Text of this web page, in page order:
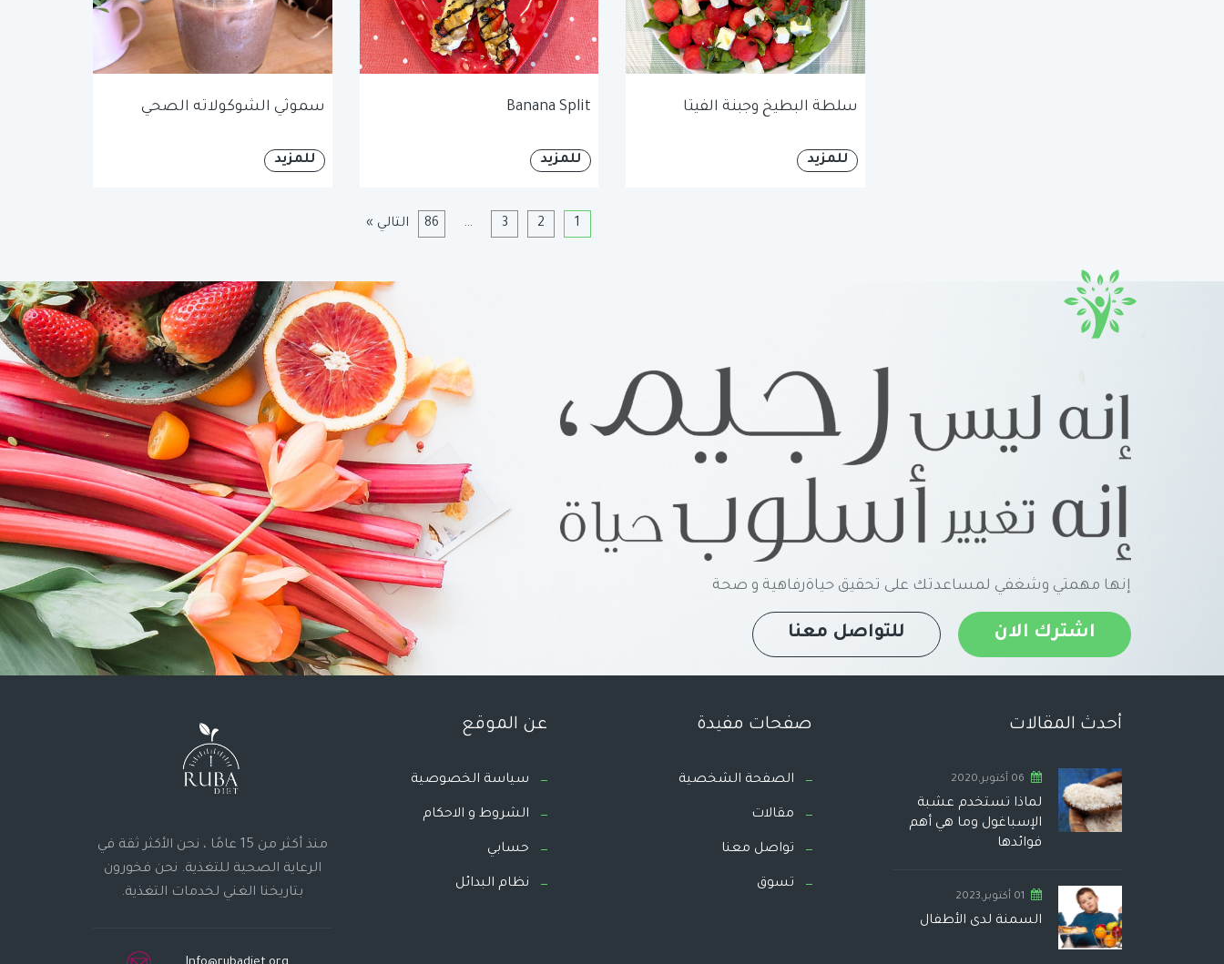
سلطة البطيخ وجبنة الفيتا
للمزيد
Banana Split
للمزيد
سموثي الشوكولاته الصحي
للمزيد
1
2
3
…
86 التالي »
إنها مهمتي وشغفي لمساعدتك على تحقيق حياةرفاهية و صحة
اشترك الان للتواصل معنا
أحدث المقالات
06 أكتوبر,2020
لماذا تستخدم عشبة
الإسباغول وما هي أهم
فوائدها
01 أكتوبر,2023
السمنة لدى الأطفال
صفحات مفيدة
الصفحة الشخصية
مقالات
تواصل معنا
تسوق
عن الموقع
سياسة الخصوصية
الشروط و الاحكام
حسابي
نظام البدائل
منذ أكثر من 15 عامًا ، نحن الأكثر ثقة في
الرعاية الصحية للتغذية. نحن فخورون
بتاريخنا الغني لخدمات التغذية.